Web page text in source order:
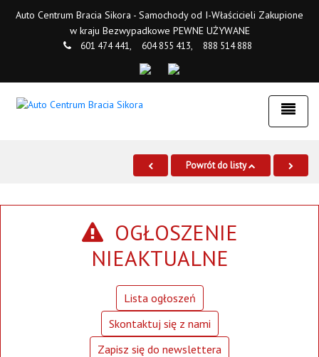
Auto Centrum Bracia Sikora - Samochody od I-Właścicieli Zakupione
w kraju Bezwypadkowe PEWNE UŻYWANE
601 474 441, 604 855 413, 888 514 888
Powrót do listy
OGŁOSZENIE
NIEAKTUALNE
Lista ogłoszeń
Skontaktuj się z nami
Zapisz się do newslettera